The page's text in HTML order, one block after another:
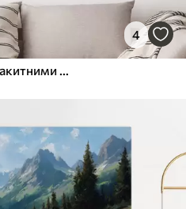
4
Гірське озеро з ніжними блакитними відтінками